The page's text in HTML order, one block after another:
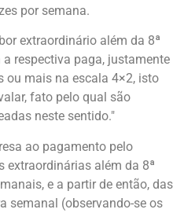
por semana.
extraordinário além da 8ª
respectiva paga, justamente
ou mais na escala 4×2, isto
fato pelo qual são
neste sentido."
ao pagamento pelo
extraordinárias além da 8ª
e a partir de então, das
semanal (observando-se os